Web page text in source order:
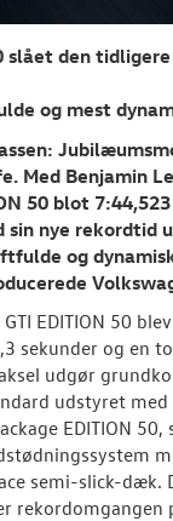
slået den
og mest
Med Benjamin
50 blot
nye rekordtid
og
EDITION 50
sekunder og en
udgør
udstyret med
EDITION
semi-slick-dæk.
rekordomgangen